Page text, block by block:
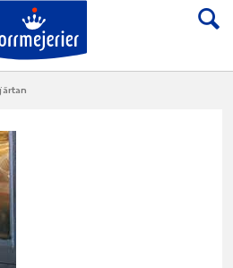
Till Norrmejerier